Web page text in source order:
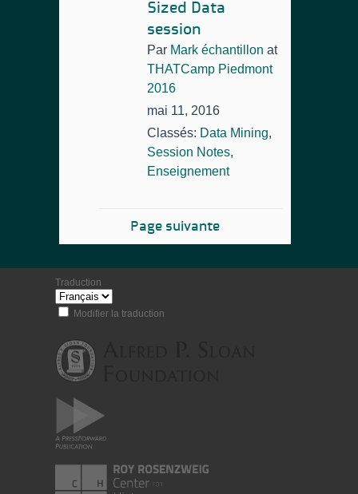
Sized Data
session
Par Mark échantillon at
THATCamp Piedmont
2016
mai 11, 2016
Classés: Data Mining,
Session Notes,
Enseignement
Page suivante
Traduction
Modifier la traduction